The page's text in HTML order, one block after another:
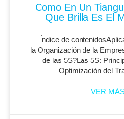
Como En Un
Que Brilla Es El
Índice de
la Organización de la
de las 5S?Las 5S:
Optimización del
VER